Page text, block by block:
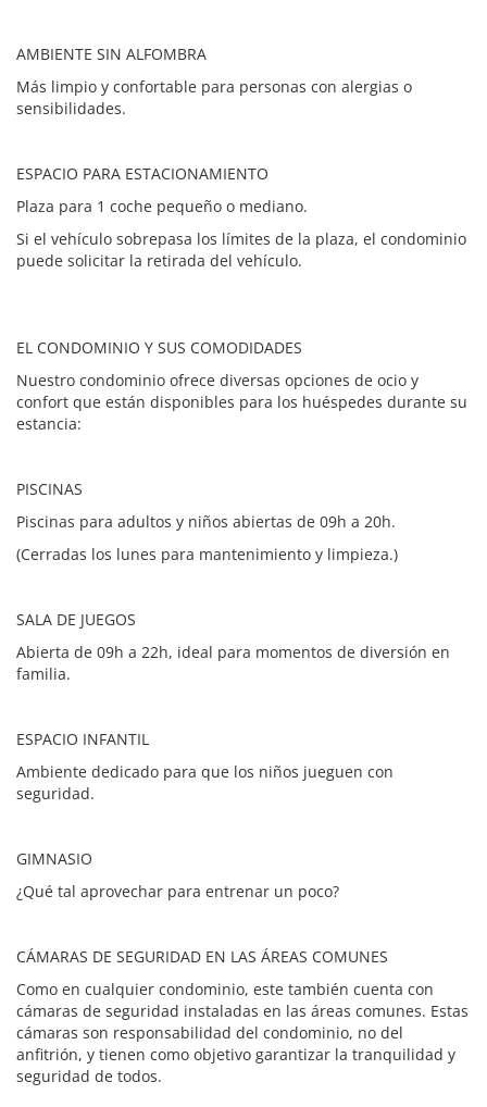
AMBIENTE SIN ALFOMBRA
Más limpio y confortable para personas con alergias o
sensibilidades.
ESPACIO PARA ESTACIONAMIENTO
Plaza para 1 coche pequeño o mediano.
Si el vehículo sobrepasa los límites de la plaza, el condominio
puede solicitar la retirada del vehículo.
EL CONDOMINIO Y SUS COMODIDADES
Nuestro condominio ofrece diversas opciones de ocio y
confort que están disponibles para los huéspedes durante su
estancia:
PISCINAS
Piscinas para adultos y niños abiertas de 09h a 20h.
(Cerradas los lunes para mantenimiento y limpieza.)
SALA DE JUEGOS
Abierta de 09h a 22h, ideal para momentos de diversión en
familia.
ESPACIO INFANTIL
Ambiente dedicado para que los niños jueguen con
seguridad.
GIMNASIO
¿Qué tal aprovechar para entrenar un poco?
CÁMARAS DE SEGURIDAD EN LAS ÁREAS COMUNES
Como en cualquier condominio, este también cuenta con
cámaras de seguridad instaladas en las áreas comunes. Estas
cámaras son responsabilidad del condominio, no del
anfitrión, y tienen como objetivo garantizar la tranquilidad y
seguridad de todos.